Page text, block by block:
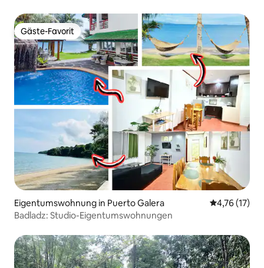
Gäste-Favorit
Gäste-Favorit
Eigentumswohnung in Puerto Galera
4,76 (17)
Badladz: Studio-Eigentumswohnungen